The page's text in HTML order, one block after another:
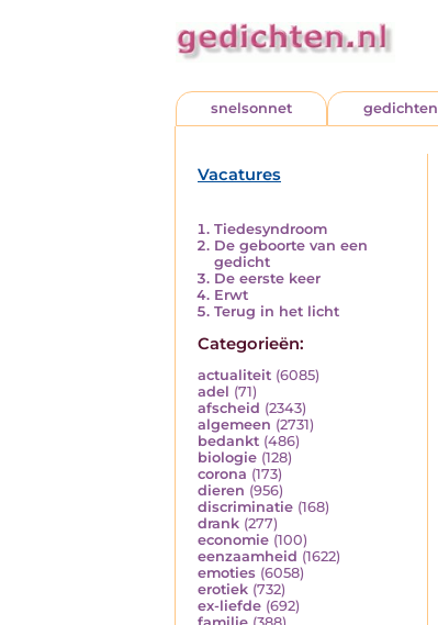
snelsonnet gedichten
Vacatures
Tiedesyndroom
De geboorte van een
gedicht
De eerste keer
Erwt
Terug in het licht
Categorieën:
actualiteit (6085)
adel (71)
afscheid (2343)
algemeen (2731)
bedankt (486)
biologie (128)
corona (173)
dieren (956)
discriminatie (168)
drank (277)
economie (100)
eenzaamheid (1622)
emoties (6058)
erotiek (732)
ex-liefde (692)